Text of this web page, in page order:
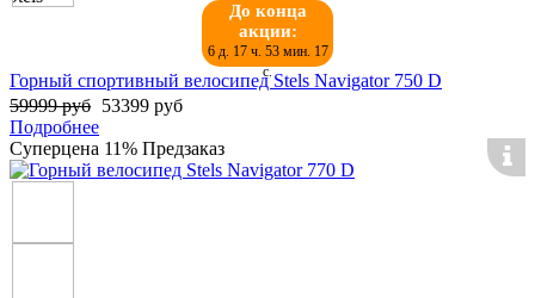
До конца
акции:
6 д. 17 ч. 53 мин. 17
с.
Горный спортивный велосипед Stels Navigator 750 D
59999 руб 53399 руб
Подробнее
Суперцена 11% Предзаказ